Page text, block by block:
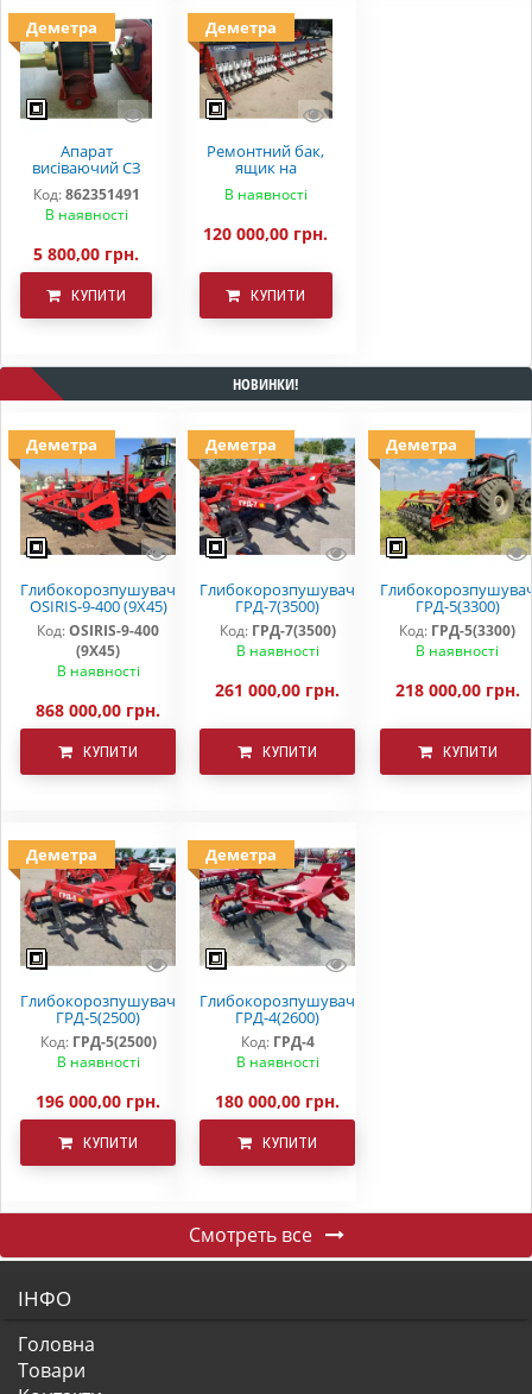
Деметра
Апарат
висіваючий СЗ
універсальний
"DEMETRA"
Код:862351491
В наявності
5 800,00 грн.
КУПИТИ
Деметра
Ремонтний бак,
ящик на
варіаторную
сівалку СЗ 5.4
В наявності
120 000,00 грн.
КУПИТИ
НОВИНКИ!
Деметра
Глибокорозпушувач
OSIRIS-9-400 (9Х45)
Код:OSIRIS-9-400
(9Х45)
В наявності
868 000,00 грн.
КУПИТИ
Деметра
Глибокорозпушувач
ГРД-7(3500)
Код: ГРД-7(3500)
В наявності
261 000,00 грн.
КУПИТИ
Деметра
ГРД-5(3300)
Код: ГРД-5(3300)
В наявності
218 000,00 грн.
КУПИТИ
Деметра
Глибокорозпушувач
ГРД-5(2500)
Код: ГРД-5(2500)
В наявності
196 000,00 грн.
КУПИТИ
Деметра
Глибокорозпушувач
ГРД-4(2600)
Код: ГРД-4
В наявності
180 000,00 грн.
КУПИТИ
Смотреть все
ІНФО
Головна
Товари